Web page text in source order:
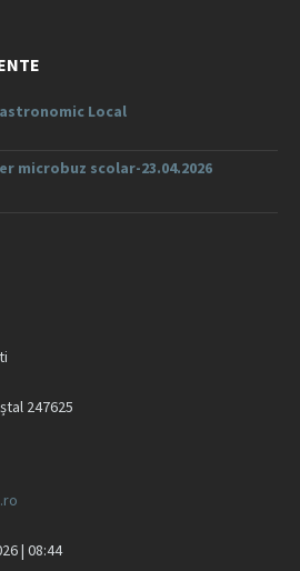
Local
microbuz scolar-23.04.2026
247625
| 08:44